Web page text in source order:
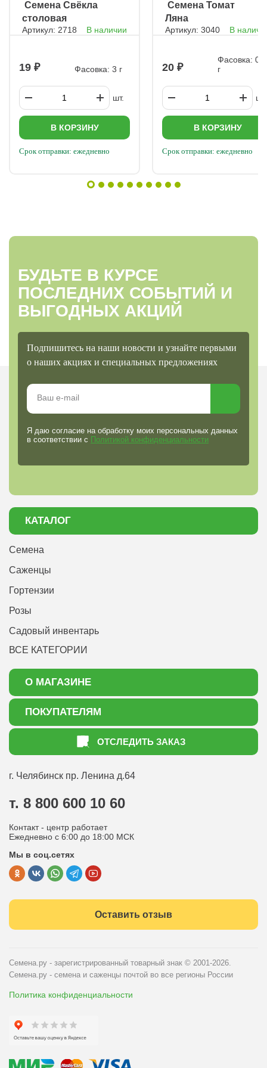
ㅤ Семена Свёкла
столовая
Багряный
Артикул: 2718 В наличии
19 Фасовка: 3 г
шт.
В КОРЗИНУ
Срок отправки: ежедневно
ㅤ Семена Томат
Ляна
Артикул: 3040 В
20
Фасовка:
г
шт.
В КОРЗИНУ
Срок отправки: ежедневно
БУДЬТЕ В КУРСЕ
ПОСЛЕДНИХ СОБЫТИЙ И
ВЫГОДНЫХ АКЦИЙ
Подпишитесь на наши новости и узнайте первыми
о наших акциях и специальных предложениях
Я даю согласие на обработку моих персональных данных
в соответствии с Политикой конфиденциальности
КАТАЛОГ
Семена
Саженцы
Гортензии
Розы
Садовый инвентарь
ВСЕ КАТЕГОРИИ
О МАГАЗИНЕ
О нас
Акции
ПОКУПАТЕЛЯМ
Как оформить заказ
Статьи садоводу
Оптовым покупателям
Политика конфиденциальности
Публичная оферта
ОТСЛЕДИТЬ ЗАКАЗ
г. Челябинск пр. Ленина д.64
т. 8 800 600 10 60
Контакт - центр работает
Ежедневно с 6:00 до 18:00 МСК
Мы в соц.сетях
Оставить отзыв
Семена.ру - зарегистрированный товарный знак © 2001-2026.
Семена.ру - семена и саженцы почтой во все регионы России
Политика конфиденциальности